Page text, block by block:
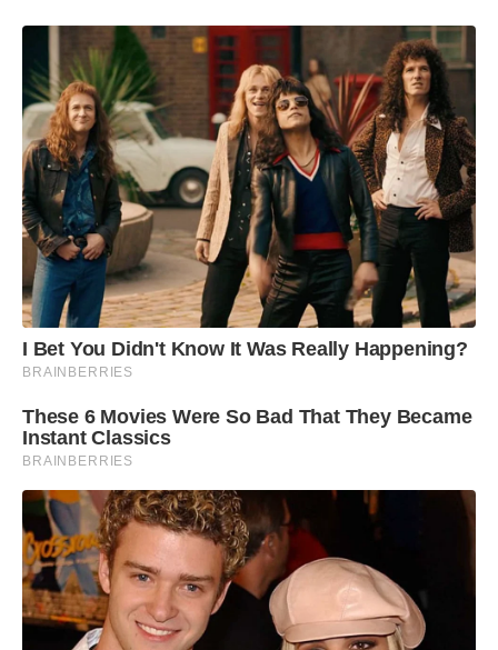
I Bet You Didn't Know It Was Really Happening?
BRAINBERRIES
These 6 Movies Were So Bad That They Became
Instant Classics
BRAINBERRIES